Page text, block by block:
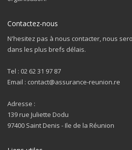
Contactez-nous
N'hesitez pas à nous contacter, nous
dans les plus brefs délais.
Tel : 02 62 31 97 87
Email : contact@assurance-reunion.re
Adresse :
139 rue Juliette Dodu
97400 Saint Denis - Ile de la Réunion